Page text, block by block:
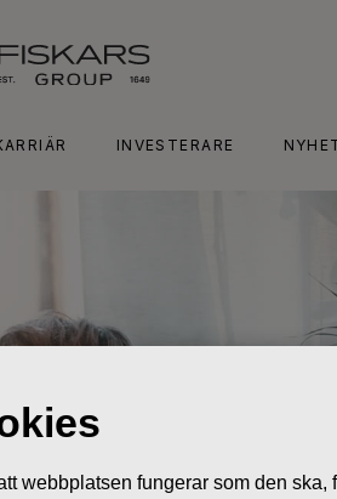
INVESTERARE
webbplatsen fungerar som den ska,